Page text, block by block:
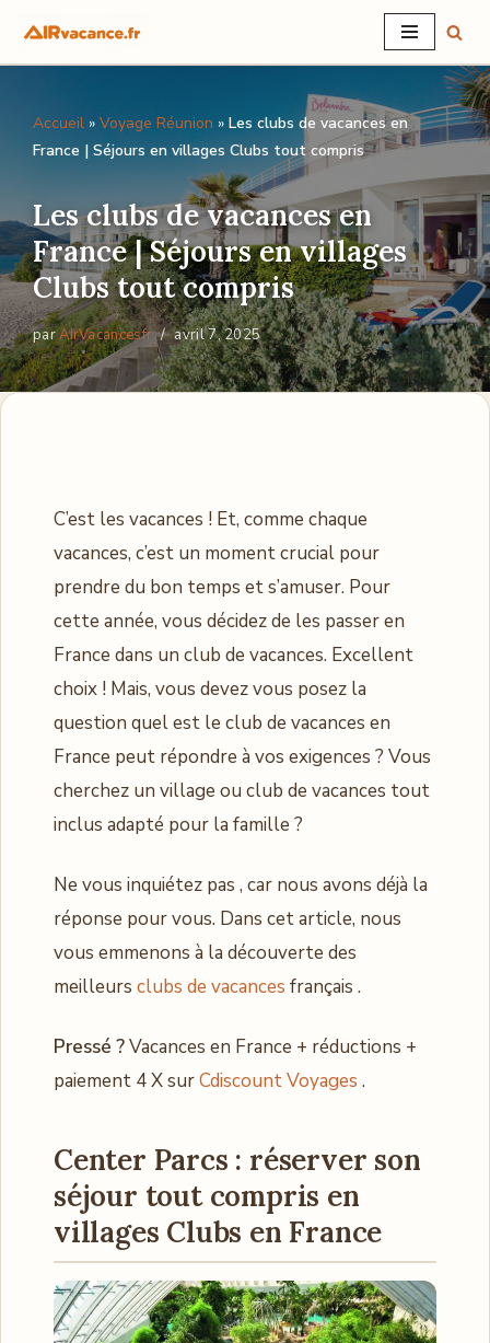
Aller
contenu
Accueil » Voyage Réunion » Les clubs de vacances en
France | Séjours en villages Clubs tout compris
Les clubs de vacances en
France | Séjours en villages
Clubs tout compris
parAirVacancesfr avril 7, 2025
C’est les vacances ! Et, comme chaque
vacances, c’est un moment crucial pour
prendre du bon temps et s’amuser. Pour
cette année, vous décidez de les passer en
France dans un club de vacances. Excellent
choix ! Mais, vous devez vous posez la
question quel est le club de vacances en
France peut répondre à vos exigences ? Vous
cherchez un village ou club de vacances tout
inclus adapté pour la famille ?
Ne vous inquiétez pas , car nous avons déjà la
réponse pour vous. Dans cet article, nous
vous emmenons à la découverte des
meilleurs clubs de vacances français .
Pressé ?Vacances en France + réductions +
paiement 4 X surCdiscount Voyages .
Center Parcs : réserver son
séjour tout compris en
villages Clubs en France